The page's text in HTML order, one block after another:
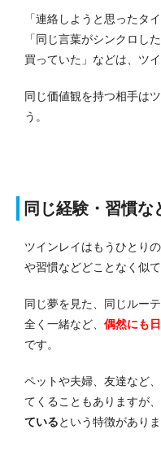
「連絡しようと思ったタ
「同じ言葉がシンクロし
買っていた」などは、ツ
同じ価値観を持つ相手は
う。
同じ経験・習慣
ツインレイはもうひとり
や習慣などどことなく似
同じ夢を見た、同じルー
全く一緒など、 偶然にも
です。
ペットや夫婦、友達など
てくることもありますが、
ているという特徴がありま